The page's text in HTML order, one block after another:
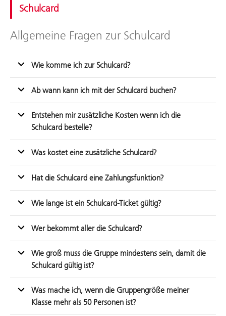
Schulcard
Allgemeine Fragen zur Schulcard
Wie komme ich zur Schulcard?
Ab wann kann ich mit der Schulcard buchen?
Entstehen mir zusätzliche Kosten wenn ich die
Schulcard bestelle?
Was kostet eine zusätzliche Schulcard?
Hat die Schulcard eine Zahlungsfunktion?
Wie lange ist ein Schulcard-Ticket gültig?
Wer bekommt aller die Schulcard?
Wie groß muss die Gruppe mindestens sein, damit die
Schulcard gültig ist?
Was mache ich, wenn die Gruppengröße meiner
Klasse mehr als 50 Personen ist?